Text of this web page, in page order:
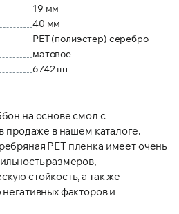
19 мм
40 мм
PET (полиэстер) серебро
матовое
6742 шт
на основе смол с
продаже в нашем каталоге.
РЕТ пленка имеет очень
размеров,
стойкость, а так же
факторов и